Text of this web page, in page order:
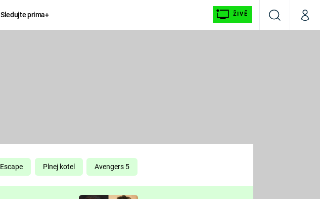
Sledujte prima+ ŽIVĚ
VyhledáváníMůj
KOMEDIE
CHUCK
NORRIS
Prima LAJK
Escape Plnej kotel Avengers 5